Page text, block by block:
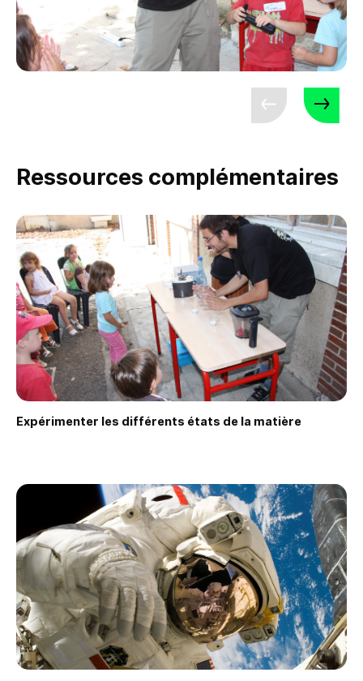
Ressources complémentaires
Faire une demande
Expérimenter les différents états de la matière